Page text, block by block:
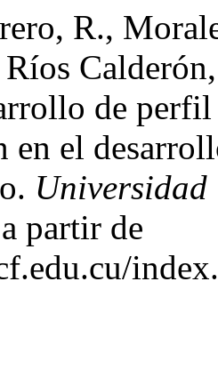
R.,
de perfil
en el
Universidad
partir de